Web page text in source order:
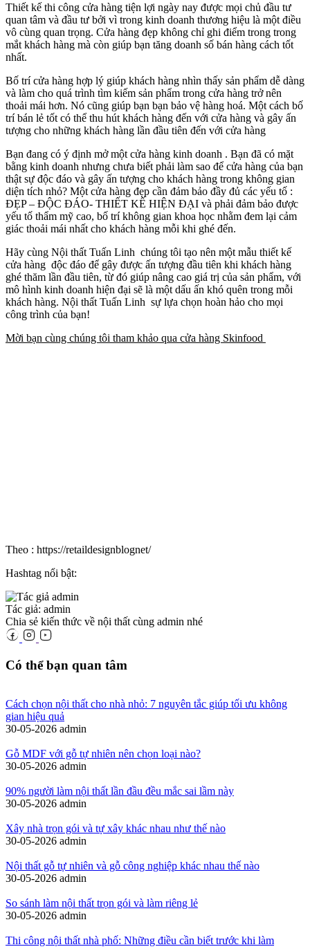
Thiết kế thi công cửa hàng tiện lợi ngày nay được mọi chủ đầu tư
quan tâm và đầu tư bởi vì trong kinh doanh thương hiệu là một điều
vô cùng quan trọng. Cửa hàng đẹp không chỉ ghi điểm trong trong
mắt khách hàng mà còn giúp bạn tăng doanh số bán hàng cách tốt
nhất.
Bố trí cửa hàng hợp lý giúp khách hàng nhìn thấy sản phẩm dễ dàng
và làm cho quá trình tìm kiếm sản phẩm trong cửa hàng trở nên
thoải mái hơn. Nó cũng giúp bạn bạn bảo vệ hàng hoá. Một cách bố
trí bán lẻ tốt có thể thu hút khách hàng đến với cửa hàng và gây ấn
tượng cho những khách hàng lần đầu tiên đến với cửa hàng
Bạn đang có ý định mở một cửa hàng kinh doanh . Bạn đã có mặt
bằng kinh doanh nhưng chưa biết phải làm sao để cửa hàng của bạn
thật sự độc đáo và gây ấn tượng cho khách hàng trong không gian
diện tích nhỏ? Một cửa hàng đẹp cần đảm bảo đầy đủ các yếu tố :
ĐẸP – ĐỘC ĐÁO- THIẾT KẾ HIỆN ĐẠI và phải đảm bảo được
yếu tố thẩm mỹ cao, bố trí không gian khoa học nhằm đem lại cảm
giác thoải mái nhất cho khách hàng mỗi khi ghé đến.
Hãy cùng Nội thất Tuấn Linh chúng tôi tạo nên một mẫu thiết kế
cửa hàng độc đáo để gây được ấn tượng đầu tiên khi khách hàng
ghé thăm lần đầu tiên, từ đó giúp nâng cao giá trị của sản phẩm, với
mô hình kinh doanh hiện đại sẽ là một dấu ấn khó quên trong mỗi
khách hàng. Nội thất Tuấn Linh sự lựa chọn hoàn hảo cho mọi
công trình của bạn!
Mời bạn cùng chúng tôi tham khảo qua cửa hàng Skinfood
Theo : https://retaildesignblognet/
Hashtag nổi bật:
Tác giả: admin
Chia sẻ kiến thức về nội thất cùng admin nhé
Có thể bạn quan tâm
Cách chọn nội thất cho nhà nhỏ: 7 nguyên tắc giúp tối ưu không
gian hiệu quả
30-05-2026 admin
Gỗ MDF với gỗ tự nhiên nên chọn loại nào?
30-05-2026 admin
90% người làm nội thất lần đầu đều mắc sai lầm này
30-05-2026 admin
Xây nhà trọn gói và tự xây khác nhau như thế nào
30-05-2026 admin
Nội thất gỗ tự nhiên và gỗ công nghiệp khác nhau thế nào
30-05-2026 admin
So sánh làm nội thất trọn gói và làm riêng lẻ
30-05-2026 admin
Thi công nội thất nhà phố: Những điều cần biết trước khi làm